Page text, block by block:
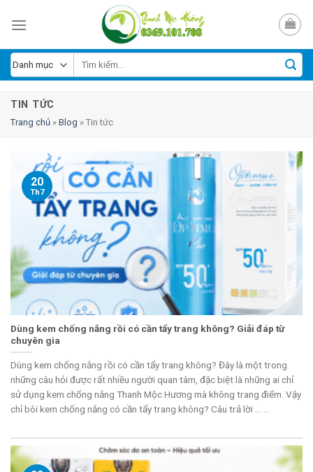
TIN TỨC
Trang chủ » Blog » Tin tức
Dùng kem chống nắng rồi có cần tẩy trang không? Giải đáp từ
chuyên gia
Dùng kem chống nắng rồi có cần tẩy trang không? Đây là một trong
những câu hỏi được rất nhiều người quan tâm, đặc biệt là những ai chỉ
sử dụng kem chống nắng Thanh Mộc Hương mà không trang điểm. Vậy
chỉ bôi kem chống nắng có cần tẩy trang không? Câu trả lời ... ...
20
Th7